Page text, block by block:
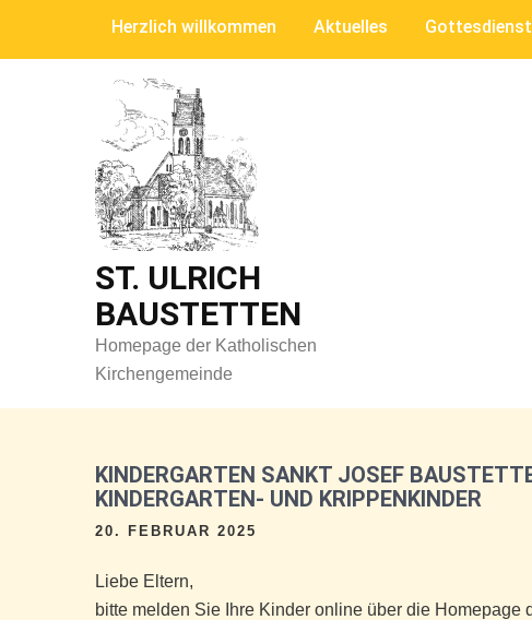
Herzlich willkommen Aktuelles
ST. ULRICH
BAUSTETTEN
Homepage der Katholischen
Kirchengemeinde
KINDERGARTEN SANKT JOSEF
KINDERGARTEN- UND KRIPPENKINDER
20. FEBRUAR 2025
Liebe Eltern,
bitte melden Sie Ihre Kinder online über die Homepage